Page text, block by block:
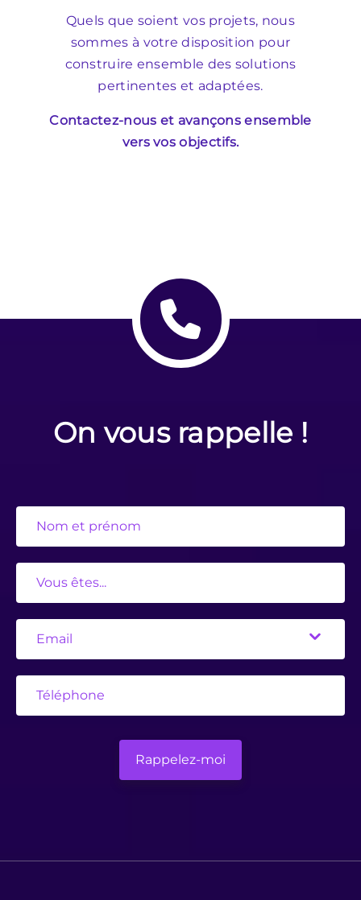
Quels que soient vos projets, nous
sommes à votre disposition pour
construire ensemble des solutions
pertinentes et adaptées.
Contactez-nous et avançons ensemble
vers vos objectifs.
On vous rappelle !